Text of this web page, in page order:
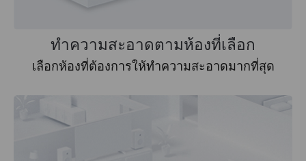
ทำความสะอาดตามห้องที่เลือก
เลือกห้องที่ต้องการให้ทำความสะอาดมากที่สุด